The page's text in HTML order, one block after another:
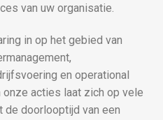
van uw organisatie.
in op het gebied van
en operational
acties laat zich op vele
de doorlooptijd van een